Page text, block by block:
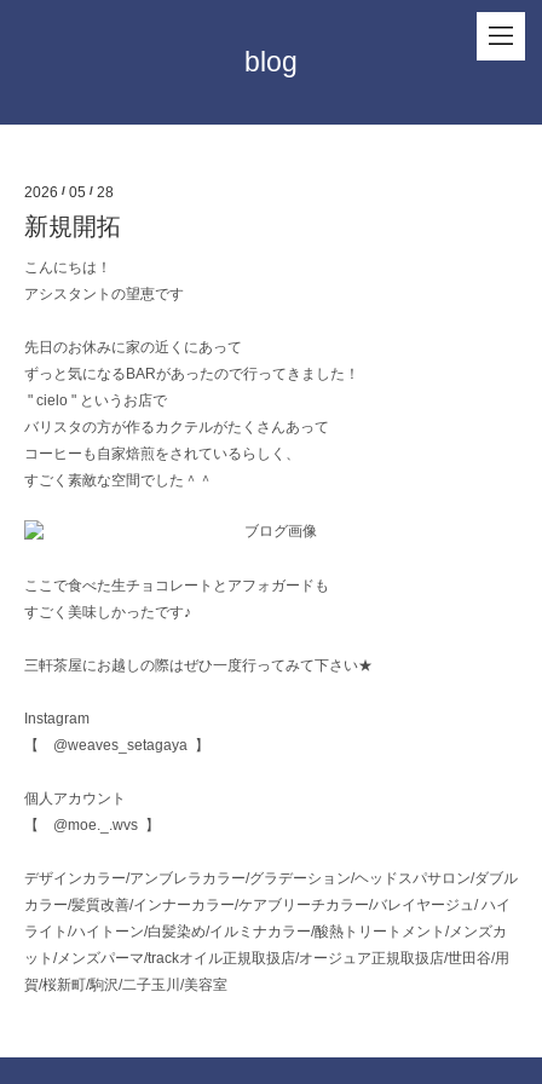
blog
2026 / 05 / 28
新規開拓
こんにちは！
アシスタントの望恵です
先日のお休みに家の近くにあって
ずっと気になるBARがあったので行ってきました！
" cielo " というお店で
バリスタの方が作るカクテルがたくさんあって
コーヒーも自家焙煎をされているらしく、
すごく素敵な空間でした＾＾
ここで食べた生チョコレートとアフォガードも
すごく美味しかったです♪
三軒茶屋にお越しの際はぜひ一度行ってみて下さい★
Instagram
【 @weaves_setagaya 】
個人アカウント
【 @moe._.wvs 】
デザインカラー/アンブレラカラー/グラデーション/ヘッドスパサロン/ダブル
カラー/髪質改善/インナーカラー/ケアブリーチカラー/バレイヤージュ/ ハイ
ライト/ハイトーン/白髪染め/イルミナカラー/酸熱トリートメント/メンズカ
ット/メンズパーマ/trackオイル正規取扱店/オージュア正規取扱店/世田谷/用
賀/桜新町/駒沢/二子玉川/美容室